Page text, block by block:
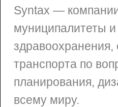
Syntax —
муниципалитеты
здравоохранения,
транспорта по
планирования,
всему миру.